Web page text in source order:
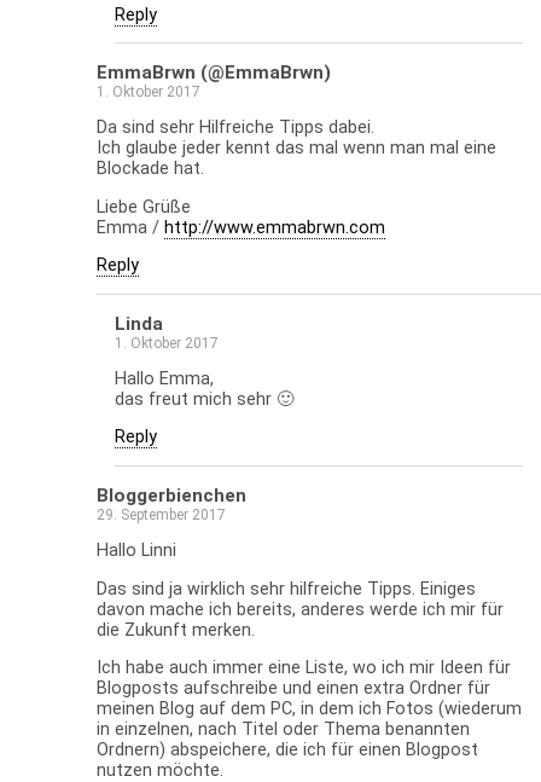
Reply
EmmaBrwn (@EmmaBrwn)
1. Oktober 2017
Da sind sehr Hilfreiche Tipps dabei.
Ich glaube jeder kennt das mal wenn man mal eine
Blockade hat.
Liebe Grüße
Emma / http://www.emmabrwn.com
Reply
Linda
1. Oktober 2017
Hallo Emma,
das freut mich sehr 🙂
Reply
Bloggerbienchen
29. September 2017
Hallo Linni
Das sind ja wirklich sehr hilfreiche Tipps. Einiges
davon mache ich bereits, anderes werde ich mir für
die Zukunft merken.
Ich habe auch immer eine Liste, wo ich mir Ideen für
Blogposts aufschreibe und einen extra Ordner für
meinen Blog auf dem PC, in dem ich Fotos (wiederum
in einzelnen, nach Titel oder Thema benannten
Ordnern) abspeichere, die ich für einen Blogpost
nutzen möchte.